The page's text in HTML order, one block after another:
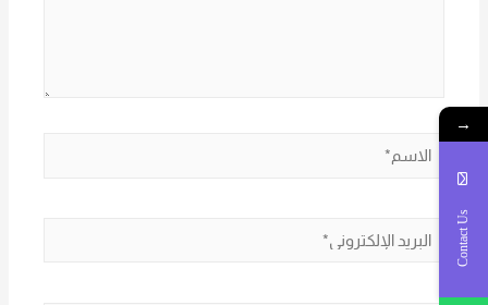
الاسم*
البريد
→
Contact Us